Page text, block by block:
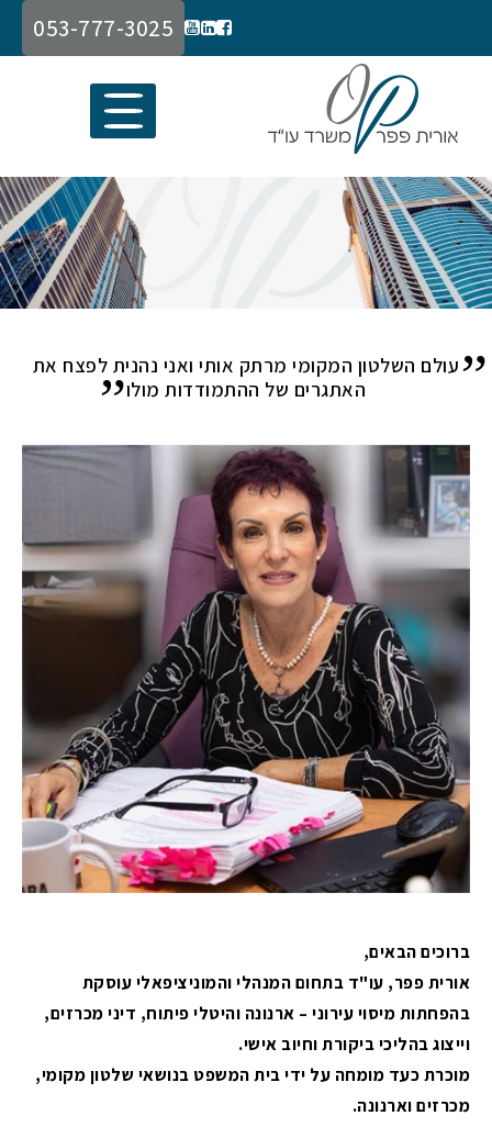
053-777-3025
עולם השלטון המקומי מרתק אותי ואני נהנית לפצח את
האתגרים של ההתמודדות מולו
ברוכים הבאים,
אורית פפר, עו"ד בתחום המנהלי והמוניציפאלי עוסקת
בהפחתות מיסוי עירוני – ארנונה והיטלי פיתוח, דיני מכרזים,
וייצוג בהליכי ביקורת וחיוב אישי.
מוכרת כעד מומחה על ידי בית המשפט בנושאי שלטון מקומי,
מכרזים וארנונה.